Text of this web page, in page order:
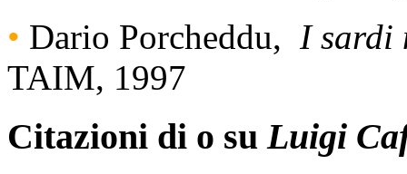
• Dario Porcheddu, I sardi
TAIM, 1997
Citazioni di o suLuigi